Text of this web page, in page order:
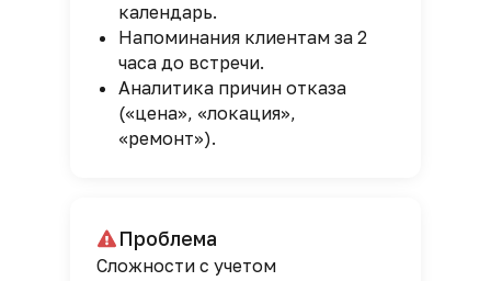
календарь.
Напоминания клиентам за 2
часа до встречи.
Аналитика причин отказа
(«цена», «локация»,
«ремонт»).
Проблема
Сложности с учетом